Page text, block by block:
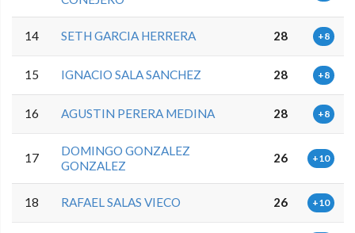
14 SETH GARCIA HERRERA 28 +8
15 IGNACIO SALA SANCHEZ 28 +8
16 AGUSTIN PERERA MEDINA 28 +8
17
DOMINGO GONZALEZ
GONZALEZ
26 +10
18 RAFAEL SALAS VIECO 26 +10